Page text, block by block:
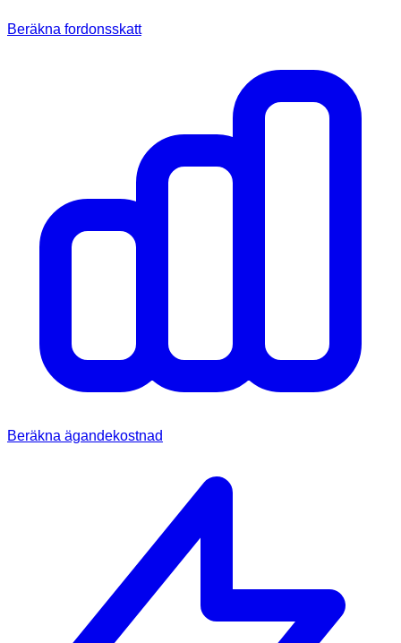
Beräkna fordonsskatt
Beräkna ägandekostnad